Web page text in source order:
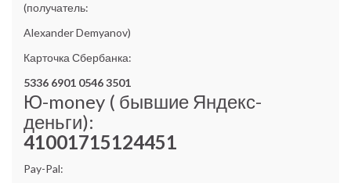
(получатель:
Alexander Demyanov)
Карточка Сбербанка:
5336 6901 0546 3501
Ю-money ( бывшие Яндекс-
деньги):
41001715124451
Pay-Pal: